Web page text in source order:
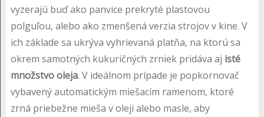
vyzerajú buď ako panvice prekryté plastovou
polguľou, alebo ako zmenšená verzia strojov v kine. V
ich základe sa ukrýva vyhrievaná platňa, na ktorú sa
okrem samotných kukuričných zrniek pridáva aj isté
množstvo oleja. V ideálnom prípade je popkornovač
vybavený automatickým miešacím ramenom, ktoré
zrná priebežne mieša v oleji alebo masle, aby